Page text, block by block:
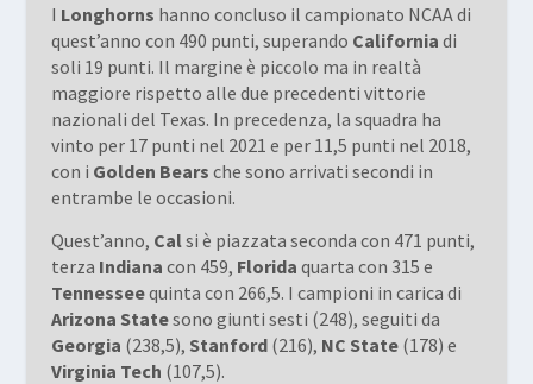
I Longhorns hanno concluso il campionato NCAA di
quest’anno con 490 punti, superando California di
soli 19 punti. Il margine è piccolo ma in realtà
maggiore rispetto alle due precedenti vittorie
nazionali del Texas. In precedenza, la squadra ha
vinto per 17 punti nel 2021 e per 11,5 punti nel 2018,
con i Golden Bears che sono arrivati secondi in
entrambe le occasioni.
Quest’anno, Cal si è piazzata seconda con 471 punti,
terza Indiana con 459, Florida quarta con 315 e
Tennesseequinta con 266,5. I campioni in carica di
Arizona Statesono giunti sesti (248), seguiti da
Georgia (238,5), Stanford(216), NC State(178) e
Virginia Tech (107,5).